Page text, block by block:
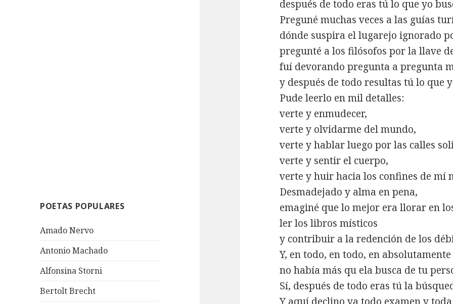
POETAS POPULARES
Amado Nervo
Antonio Machado
Alfonsina Storni
Bertolt Brecht
después de todo eras tú lo que yo
Preguné muchas veces a las guías
dónde suspira el lugarejo ignorado
pregunté a los filósofos por la llave
fuí devorando pregunta a pregunta
y después de todo resultas tú lo que
Pude leerlo en mil detalles:
verte y enmudecer,
verte y olvidarme del mundo,
verte y hablar luego por las calles
verte y sentir el cuerpo,
verte y huir hacia los confines de mí
Desmadejado y alma en pena,
emaginé que lo mejor era llorar en
ler los libros místicos
y contribuir a la redención de los
Y, en todo, en todo, en
no había más qu ela busca de tu
Sí, después de todo eras tú la
Y aquí declino ya todo examen y